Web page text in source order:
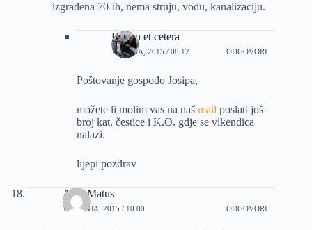
izgrađena 70-ih, nema struju, vodu, kanalizaciju.
Dizajn et cetera
1 LIPNJA, 2015 / 08:12 ODGOVORI
Poštovanje gospođo Josipa,
možete li molim vas na naš mail poslati još
broj kat. čestice i K.O. gdje se vikendica
nalazi.
lijepi pozdrav
Alen Matus
16 LIPNJA, 2015 / 10:00 ODGOVORI